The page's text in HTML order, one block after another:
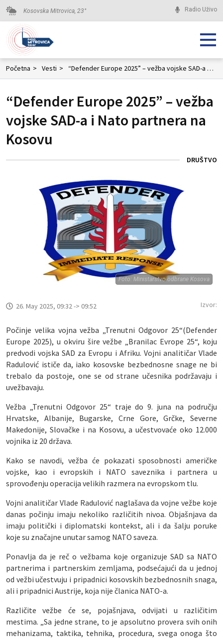
Kosovska Mitrovica, 23° Radio Uživo
Početna > Vesti > “Defender Europe 2025” – vežba vojske SAD-a i Nato partnera na Kosovu
“Defender Europe 2025” – vežba
vojske SAD-a i Nato partnera na
Kosovu
DRUŠTVO
Foto: Ministarstvo odbrane Kosova
26. May 2025, 09:32 -> 09:52 Izvor:
Počinje velika vojna vežba „Trenutni Odgovor 25“(Defender
Europe 2025), u okviru šire vežbe „Branilac Evrope 25“, koju
predvodi vojska SAD za Evropu i Afriku. Vojni analitičar Vlade
Radulović ističe da, iako kosovske bezbednosne snage ne bi
trebalo da postoje, one se od strane učesnika podržavaju i
uvežbavaju.
Vežba „Trenutni Odgovor 25“ traje do 9. juna na području
Hrvatske, Albanije, Bugarske, Crne Gore, Grčke, Severne
Makedonije, Slovačke i na Kosovu, a učestvovaće oko 12.000
vojnika iz 20 država.
Kako se navodi, vežba će pokazati sposobnosti američke
vojske, kao i evropskih i NATO saveznika i partnera u
sprovođenju operacija velikih razmera na evropskom tlu.
Vojni analitičar Vlade Radulović naglašava da vojne vežbe koje
danas počinju imaju nekoliko različitih nivoa. Objašnjava da
imaju politički i diplomatski kontekst, ali i da šalju poruke
koje su značajne unutar samog NATO saveza.
Ponavlja da je reč o vežbama koje organizuje SAD sa NATO
partnerima i partnerskim zemljama, podsećajući da u jednoj
od vežbi učestvuju i pripadnici kosovskih bezbednosnih snaga,
ali i pripadnici Austrije, koja nije članica NATO-a.
Različite vežbe će se, pojašnjava, odvijati u različitim
mestima. „Sa jedne strane, to je apsolutno provera svih onih
mehanizama, taktika, tehnika, procedura, svega onoga što